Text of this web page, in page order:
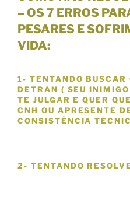
– OS 7 ERROS
PESARES E
VIDA:
1- TENTANDO BUSCAR
DETRAN ( SEU
TE JULGAR E QUER
CNH OU APRESENTE
CONSISTÊNCIA
2- TENTANDO